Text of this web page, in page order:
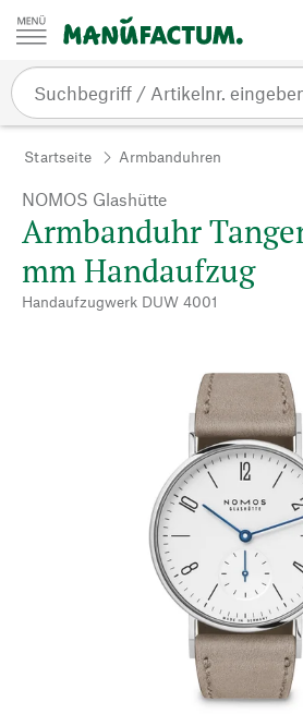
Zum Inhalt springen
Startseite Armbanduhren
NOMOS Glashütte
Armbanduhr
mm Handaufzug
Handaufzugwerk DUW 4001